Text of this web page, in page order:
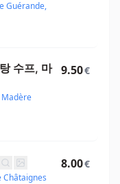
Guérande,
수프, 마
Madère
9.50€
Châtaignes
8.00€